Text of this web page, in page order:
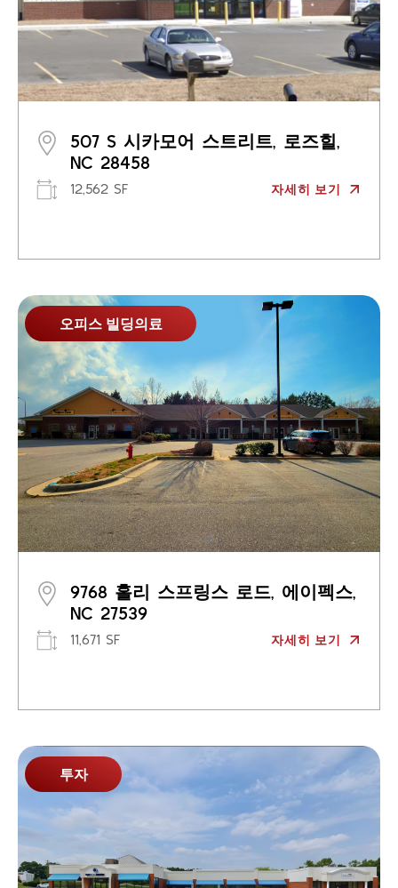
507 S 시카모어 스트리트, 로즈힐,
NC 28458
12,562 SF 자세히 보기
오피스 빌딩의료
9768 홀리 스프링스 로드, 에이펙스,
NC 27539
11,671 SF 자세히 보기
투자